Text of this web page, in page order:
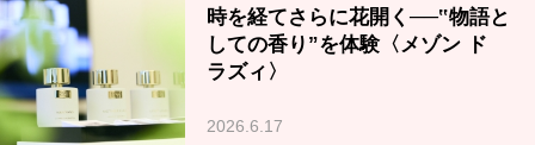
時を経てさらに花開く──‟物語と
しての香り”を体験〈メゾン ド
ラズィ〉
2026.6.17